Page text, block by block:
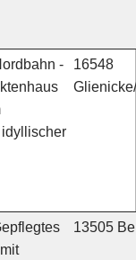
-
16548
13505